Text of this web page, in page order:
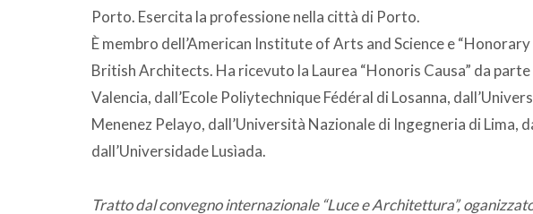
Porto. Esercita la professione nella città di Porto.
È membro dell’American Institute of Arts and Science e
British Architects. Ha ricevuto la Laurea “Honoris Causa” da
Valencia, dall’Ecole Poliytechnique Fédéral di Losanna,
Menenez Pelayo, dall’Università Nazionale di Ingegneria di Lima,
dall’Universidade Lusìada.
Tratto dal convegno internazionale “Luce e Architettura”,